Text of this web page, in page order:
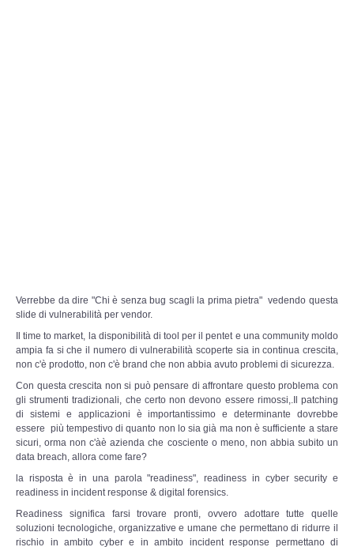
Recupero dati
Prevenzione Frode
CYBER SECURITY
Security Management
Risk Management
Incident Handling & Response
Log Management & SIEM
Verrebbe da dire "Chi è senza bug scagli la prima pietra" vedendo questa
slide di vulnerabilità per vendor.
Il time to market, la disponibilità di tool per il pentet e una community moldo
ampia fa si che il numero di vulnerabilità scoperte sia in continua crescita,
non c'è prodotto, non c'è brand che non abbia avuto problemi di sicurezza.
Con questa crescita non si può pensare di affrontare questo problema con
gli strumenti tradizionali, che certo non devono essere rimossi,.Il patching
di sistemi e applicazioni è importantissimo e determinante dovrebbe
essere più tempestivo di quanto non lo sia già ma non è sufficiente a stare
sicuri, orma non c'àè azienda che cosciente o meno, non abbia subito un
data breach, allora come fare?
la risposta è in una parola "readiness", readiness in cyber security e
readiness in incident response & digital forensics.
Readiness significa farsi trovare pronti, ovvero adottare tutte quelle
soluzioni tecnologiche, organizzative e umane che permettano di ridurre il
rischio in ambito cyber e in ambito incident response permettano di